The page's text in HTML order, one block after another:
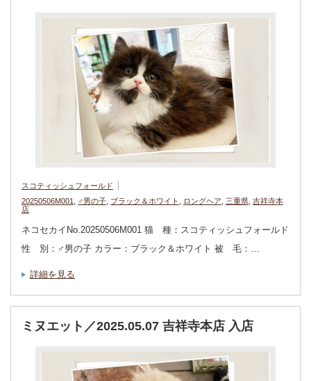
スコティッシュフォールド
20250506M001
♂男の子 ブラック＆ホワイト ロングヘア 三重県 吉祥寺本
店
ネコセカイNo.20250506M001 猫 種：スコティッシュフォールド
性 別：♂男の子 カラー：ブラック＆ホワイト 被 毛：…
詳細を見る
ミヌエット／2025.05.07 吉祥寺本店 入店